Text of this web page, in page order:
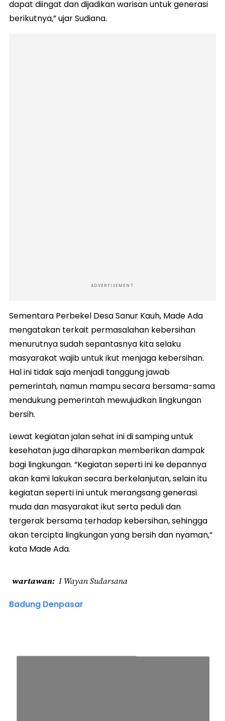
dapat diingat dan dijadikan warisan untuk generasi
berikutnya,” ujar Sudiana.
ADVERTISEMENT
Sementara Perbekel Desa Sanur Kauh, Made Ada
mengatakan terkait permasalahan kebersihan
menurutnya sudah sepantasnya kita selaku
masyarakat wajib untuk ikut menjaga kebersihan.
Hal ini tidak saja menjadi tanggung jawab
pemerintah, namun mampu secara bersama-sama
mendukung pemerintah mewujudkan lingkungan
bersih.
Lewat kegiatan jalan sehat ini di samping untuk
kesehatan juga diharapkan memberikan dampak
bagi lingkungan. “Kegiatan seperti ini ke depannya
akan kami lakukan secara berkelanjutan, selain itu
kegiatan seperti ini untuk merangsang generasi
muda dan masyarakat ikut serta peduli dan
tergerak bersama terhadap kebersihan, sehingga
akan tercipta lingkungan yang bersih dan nyaman,”
kata Made Ada.
wartawan I Wayan Sudarsana
Badung Denpasar